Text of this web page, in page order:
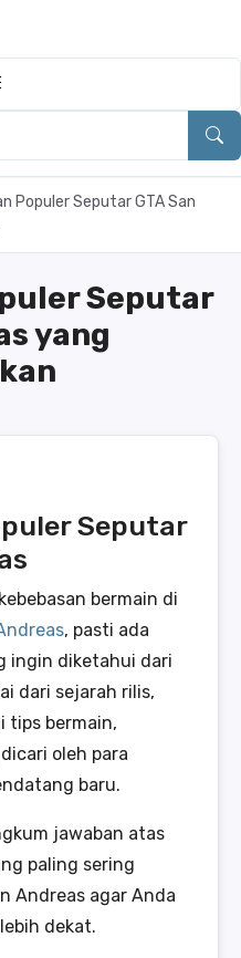
Populer Seputar GTA San
Seputar
yang
Seputar
bermain di
, pasti ada
ingin diketahui dari
dari sejarah rilis,
tips bermain,
oleh para
baru.
jawaban atas
paling sering
Andreas agar Anda
dekat.